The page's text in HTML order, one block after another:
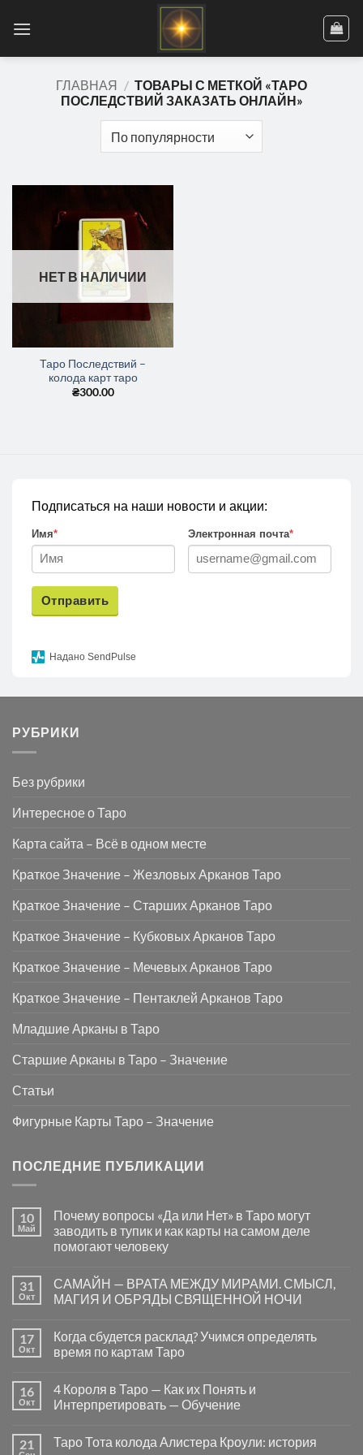
ГЛАВНАЯ / ТОВАРЫ С МЕТКОЙ «ТАРО
ПОСЛЕДСТВИЙ ЗАКАЗАТЬ ОНЛАЙН»
НЕТ В НАЛИЧИИ
Таро Последствий –
колода карт таро
₴300.00
Подписаться на наши новости и акции:
Имя* Электронная почта*
Отправить
Надано SendPulse
РУБРИКИ
Без рубрики
Интересное о Таро
Карта сайта – Всё в одном месте
Краткое Значение – Жезловых Арканов Таро
Краткое Значение – Старших Арканов Таро
Краткое Значение – Кубковых Арканов Таро
Краткое Значение – Мечевых Арканов Таро
Краткое Значение – Пентаклей Арканов Таро
Младшие Арканы в Таро
Старшие Арканы в Таро – Значение
Статьи
Фигурные Карты Таро – Значение
ПОСЛЕДНИЕ ПУБЛИКАЦИИ
10
Май
Почему вопросы «Да или Нет» в Таро могут
заводить в тупик и как карты на самом деле
помогают человеку
записи
Почему
вопросы
Нет»
Таро
в
тупик
и
на
самом
31
Окт
САМАЙН — ВРАТА МЕЖДУ МИРАМИ. СМЫСЛ,
МАГИЯ И ОБРЯДЫ СВЯЩЕННОЙ НОЧИ
записи
САМАЙН
—
МИРАМИ.
СМЫСЛ,
МАГИЯ
СВЯЩЕННОЙ
НОЧИ
17
Окт
Когда сбудется расклад? Учимся определять
время по картам Таро
записи
Когда
сбудется
определять
время
16
Окт
4 Короля в Таро — Как их Понять и
Интерпретировать — Обучение
записи
21
Таро Тота колода Алистера Кроули: история